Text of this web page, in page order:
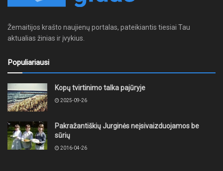
Žemaitijos krašto naujienų portalas, pateikiantis tiesiai Tau
aktualias žinias ir įvykius.
Populiariausi
Kopų tvirtinimo talka pajūryje
2025-09-26
Pakražantiškių Jurginės neįsivaizduojamos be
sūrių
2016-04-26